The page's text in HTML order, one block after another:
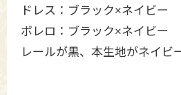
ドレス：ブラック×ネイビー
ボレロ：ブラック×ネイビー
レールが黒、本生地がネイビ